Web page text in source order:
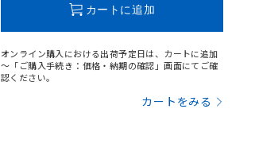
カートに追加
オンライン購入における出荷予定日は、カートに追加
～「ご購入手続き：価格・納期の確認」画面にてご確
認ください。
カートをみる